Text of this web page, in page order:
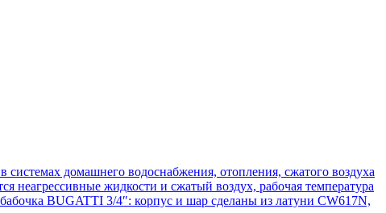
домашнего водоснабжения, отопления, сжатого воздуха
жидкости и сжатый воздух, рабочая температура
BUGATTI 3/4″: корпус и шар сделаны из латуни CW617N,